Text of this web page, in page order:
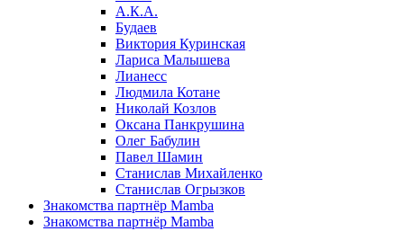
А.К.А.
Будаев
Виктория Куринская
Лариса Малышева
Лианесс
Людмила Котане
Николай Козлов
Оксана Панкрушина
Олег Бабулин
Павел Шамин
Станислав Михайленко
Станислав Огрызков
Знакомства партнёр Mamba
Знакомства партнёр Mamba